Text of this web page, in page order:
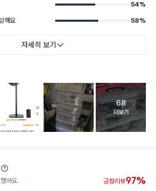
54%
해요 58%
자세히 보기
고객 리뷰
68
더보기
어요. 긍정리뷰97%